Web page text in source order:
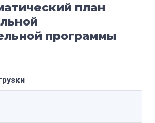
план
программы